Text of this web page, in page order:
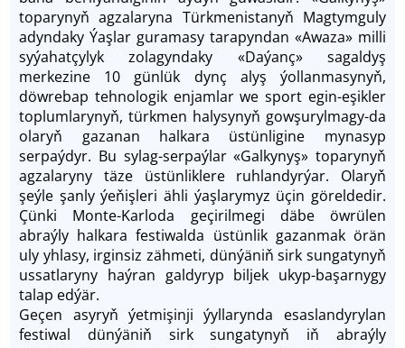
toparynyň agzalaryna Türkmenistanyň Magtymguly
adyndaky Ýaşlar guramasy tarapyndan «Awaza» milli
syýahatçylyk zolagyndaky «Daýanç» sagaldyş
merkezine 10 günlük dynç alyş ýollanmasynyň,
döwrebap tehnologik enjamlar we sport egin-eşikler
toplumlarynyň, türkmen halysynyň gowşurylmagy-da
olaryň gazanan halkara üstünligine mynasyp
serpaýdyr. Bu sylag-serpaýlar «Galkynyş» toparynyň
agzalaryny täze üstünliklere ruhlandyrýar. Olaryň
şeýle şanly ýeňişleri ähli ýaşlarymyz üçin göreldedir.
Çünki Monte-Karloda geçirilmegi däbe öwrülen
abraýly halkara festiwalda üstünlik gazanmak örän
uly yhlasy, irginsiz zähmeti, dünýäniň sirk sungatynyň
ussatlaryny haýran galdyryp biljek ukyp-başarnygy
talap edýär.
Geçen asyryň ýetmişinji ýyllarynda esaslandyrylan
festiwal dünýäniň sirk sungatynyň iň abraýly